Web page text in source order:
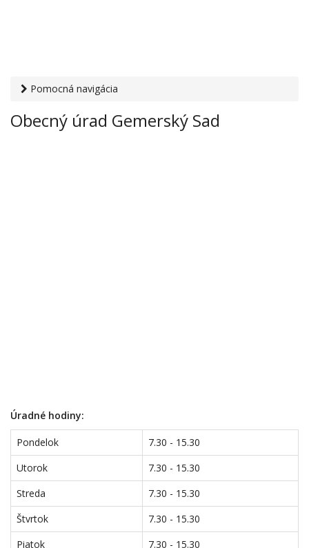
Pomocná navigácia
Obecný úrad Gemerský Sad
Obecný úrad Gemerský Sad
Úradné hodiny:
Pondelok
7.30 - 15.30
Utorok
7.30 - 15.30
Streda
7.30 - 15.30
Štvrtok
7.30 - 15.30
Piatok
7.30 - 15.30